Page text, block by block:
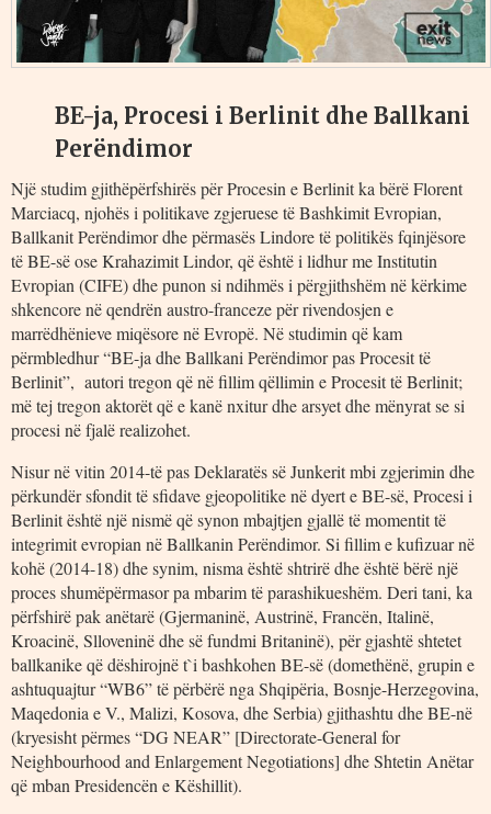
BE-ja, Procesi i Berlinit dhe Ballkani
Perëndimor
Një studim gjithëpërfshirës për Procesin e Berlinit ka bërë Florent
Marciacq, njohës i politikave zgjeruese të Bashkimit Evropian,
Ballkanit Perëndimor dhe përmasës Lindore të politikës fqinjësore
të BE-së ose Krahazimit Lindor, që është i lidhur me Institutin
Evropian (CIFE) dhe punon si ndihmës i përgjithshëm në kërkime
shkencore në qendrën austro-franceze për rivendosjen e
marrëdhënieve miqësore në Evropë. Në studimin që kam
përmbledhur “BE-ja dhe Ballkani Perëndimor pas Procesit të
Berlinit”, autori tregon që në fillim qëllimin e Procesit të Berlinit;
më tej tregon aktorët që e kanë nxitur dhe arsyet dhe mënyrat se si
procesi në fjalë realizohet.
Nisur në vitin 2014-të pas Deklaratës së Junkerit mbi zgjerimin dhe
përkundër sfondit të sfidave gjeopolitike në dyert e BE-së, Procesi i
Berlinit është një nismë që synon mbajtjen gjallë të momentit të
integrimit evropian në Ballkanin Perëndimor. Si fillim e kufizuar në
kohë (2014-18) dhe synim, nisma është shtrirë dhe është bërë një
proces shumëpërmasor pa mbarim të parashikueshëm. Deri tani, ka
përfshirë pak anëtarë (Gjermaninë, Austrinë, Francën, Italinë,
Kroacinë, Slloveninë dhe së fundmi Britaninë), për gjashtë shtetet
ballkanike që dëshirojnë t`i bashkohen BE-së (domethënë, grupin e
ashtuquajtur “WB6” të përbërë nga Shqipëria, Bosnje-Herzegovina,
Maqedonia e V., Malizi, Kosova, dhe Serbia) gjithashtu dhe BE-në
(kryesisht përmes “DG NEAR” [Directorate-General for
Neighbourhood and Enlargement Negotiations] dhe Shtetin Anëtar
që mban Presidencën e Këshillit).